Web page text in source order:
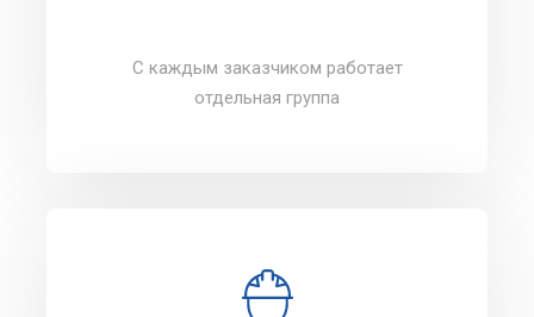
С каждым заказчиком работает
отдельная группа